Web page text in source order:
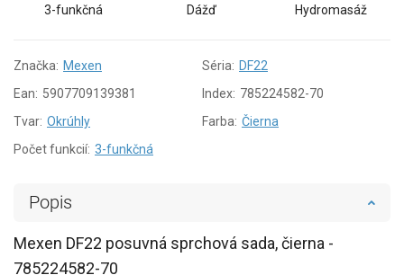
3-funkčná Dážď Hydromasáž
Značka: Mexen Séria: DF22
Ean: 5907709139381 Index: 785224582-70
Tvar: Okrúhly Farba: Čierna
Počet funkcií: 3-funkčná
Popis
Mexen DF22 posuvná sprchová sada, čierna -
785224582-70